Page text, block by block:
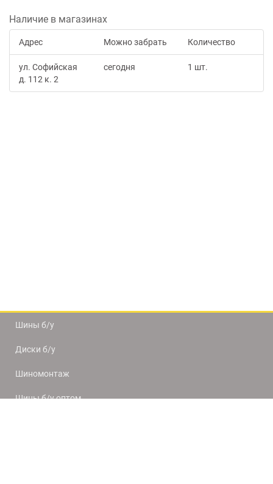
Наличие в магазинах
Адрес Можно забрать Количество
ул. Софийская
д. 112 к. 2
сегодня 1 шт.
Шины б/у
Диски б/у
Шиномонтаж
Шины б/у оптом